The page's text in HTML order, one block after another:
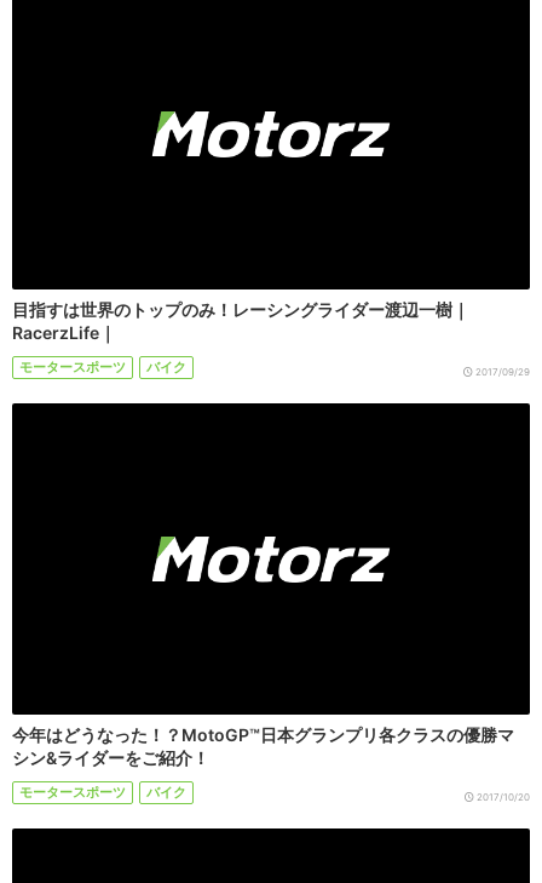
目指すは世界のトップのみ！レーシングライダー渡辺一樹｜
RacerzLife｜
モータースポーツ バイク 2017/09/29
今年はどうなった！？MotoGP™日本グランプリ各クラスの優勝マ
シン&ライダーをご紹介！
モータースポーツ バイク 2017/10/20